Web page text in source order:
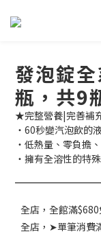
發泡錠
瓶，共9
★完整營養|完善補
‧60秒變汽泡飲的
‧低熱量、零負擔
‧擁有全溶性的特
全店，全館滿
全店，➤單筆消費